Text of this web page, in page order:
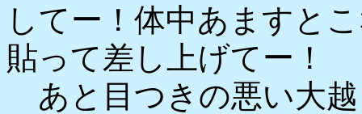
してー！体中あますと
貼って差し上げてー！
あと目つきの悪い大